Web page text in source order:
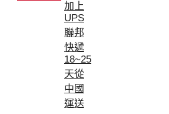
加上
UPS
聯邦
快遞
18~25
天從
中國
運送